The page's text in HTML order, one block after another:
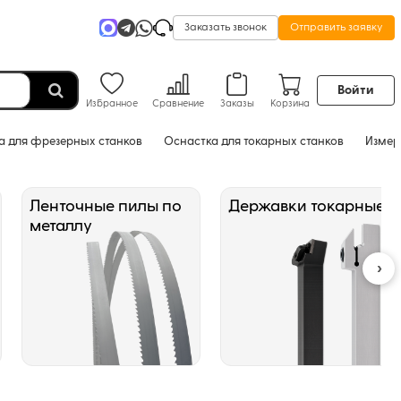
Заказать звонок Отправить заявку
Избранное Сравнение Заказы Корзина
Войти
для фрезерных станков Оснастка для токарных станков
Ленточные пилы по
металлу
Державки токарные